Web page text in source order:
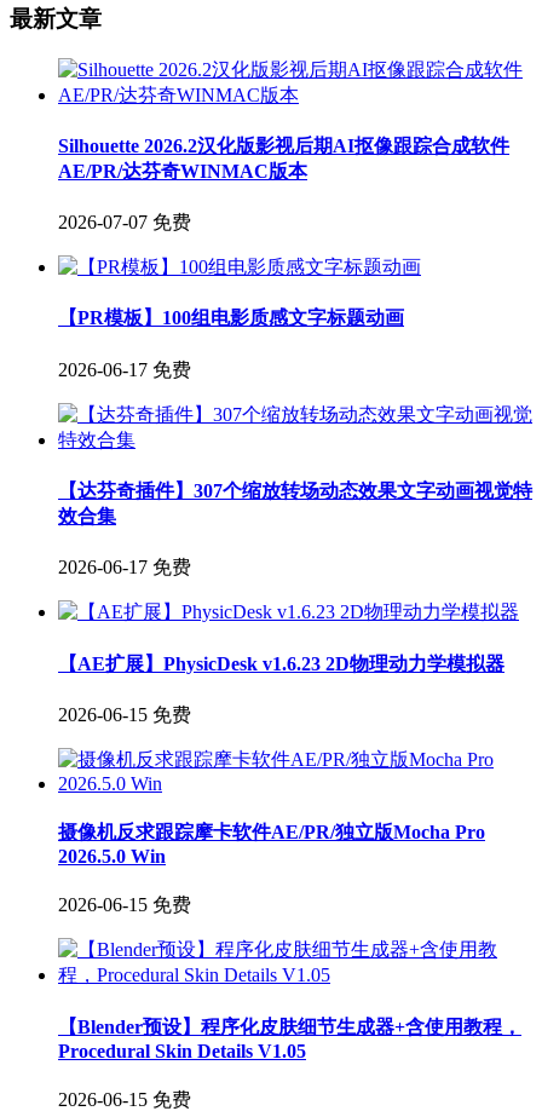
最新文章
Silhouette 2026.2汉化版影视后期AI抠像跟踪合成软件
AE/PR/达芬奇WINMAC版本
2026-07-07 免费
【PR模板】100组电影质感文字标题动画
2026-06-17 免费
【达芬奇插件】307个缩放转场动态效果文字动画视觉特
效合集
2026-06-17 免费
【AE扩展】PhysicDesk v1.6.23 2D物理动力学模拟器
2026-06-15 免费
摄像机反求跟踪摩卡软件AE/PR/独立版Mocha Pro
2026.5.0 Win
2026-06-15 免费
【Blender预设】程序化皮肤细节生成器+含使用教程，
Procedural Skin Details V1.05
2026-06-15 免费